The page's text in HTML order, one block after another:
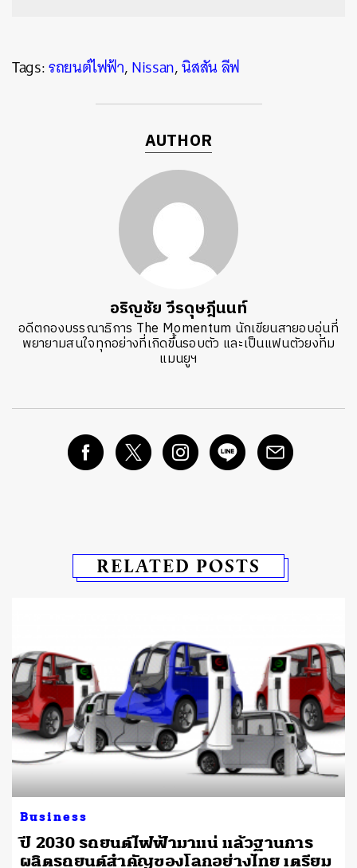
Tags:รถยนต์ไฟฟ้า,Nissan,นิสสัน ลีฟ
AUTHOR
อริญชัย วีรดุษฎีนนท์
อดีตกองบรรณาธิการ The Momentum นักเขียนสายอบอุ่นที่
พยายามสนใจทุกอย่างที่เกิดขึ้นรอบตัว และเป็นแฟนตัวยงทีม
แมนยูฯ
RELATED POSTS
Business
ปี 2030 รถยนต์ไฟฟ้ามาแน่ แล้วฐานการ
ผลิตรถยนต์สำคัญของโลกอย่างไทย เตรียม